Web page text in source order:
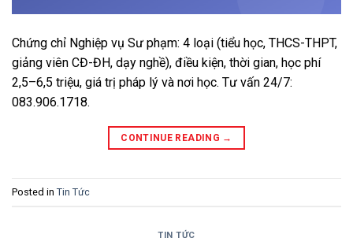
Chứng chỉ Nghiệp vụ Sư phạm: 4 loại (tiểu học, THCS-THPT,
giảng viên CĐ-ĐH, dạy nghề), điều kiện, thời gian, học phí
2,5–6,5 triệu, giá trị pháp lý và nơi học. Tư vấn 24/7:
083.906.1718.
CONTINUE READING →
Posted in Tin Tức
TIN TỨC